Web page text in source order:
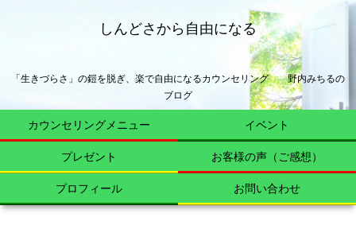
しんどさから自由になる
「生きづらさ」の鎧を脱ぎ、楽で自由になるカウンセリング 野内みちるの
ブログ
カウンセリングメニュー イベント
プレゼント お客様の声（ご感想）
プロフィール お問い合わせ